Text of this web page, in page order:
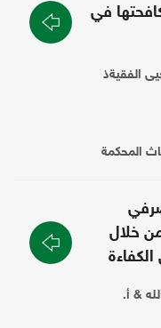
في
الفقيةذ
المحكمة
خلال
& أ.